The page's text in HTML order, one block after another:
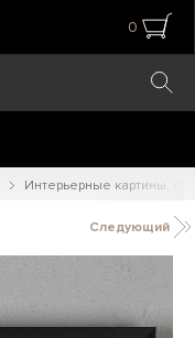
0
Интерьерные картины,
Следующий